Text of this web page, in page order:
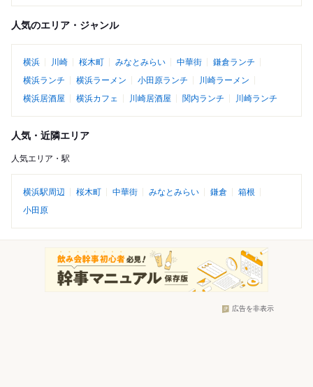
人気のエリア・ジャンル
横浜 川崎 桜木町 みなとみらい 中華街
鎌倉ランチ
横浜ランチ
横浜ラーメン 小田原ランチ
川崎ラーメン
横浜居酒屋
横浜カフェ 川崎居酒屋 関内ランチ 川崎ランチ
人気・近隣エリア
人気エリア・駅
横浜駅周辺 桜木町 中華街 みなとみらい 鎌倉
箱根
小田原
広告を非表示